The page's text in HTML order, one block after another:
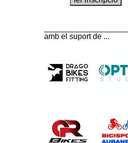
amb el suport de ...